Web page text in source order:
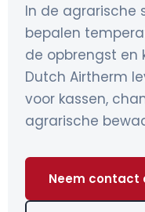
In de agrarische
bepalen
de opbrengst en
Dutch Airtherm
voor kassen,
agrarische
Neem contact